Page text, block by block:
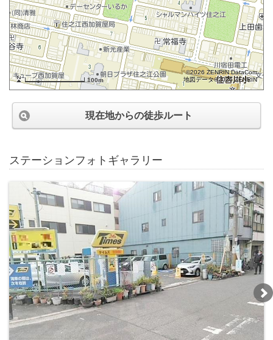
100m
©2026 ZENRIN DataCom
地図データ©2026 ZENRIN
現在地からの徒歩ルート
ステーションフォトギャラリー